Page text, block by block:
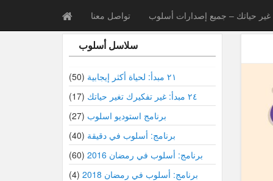
تواصل معنا
سلاسل أسلوب
٢١ مبدأ: لحياة أكثر إيجابية
(50)
٢٤ مبدأ: غير تفكيرك تغير حياتك
(17)
برنامج استوديو اسلوب (27)
برنامج: أسلوب في دقيقة (40)
برنامج: أسلوب في رمضان 2016
(60)
برنامج: أسلوب في رمضان 2018
(4)